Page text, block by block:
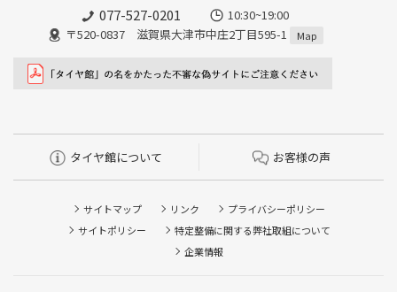
077-527-0201
10:30~19:00
〒520-0837 滋賀県大津市中庄2丁目595-1
Map
タイヤ館について お客様の声
サイトマップ リンク
プライバシーポリシー
サイトポリシー
特定整備に関する弊社取組について
企業情報